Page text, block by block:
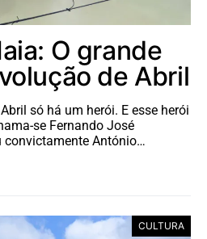
O grande
de Abril
só há um herói. E esse herói
se Fernando José
convictamente António…
CULTURA